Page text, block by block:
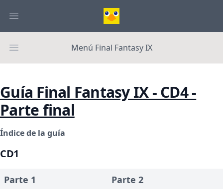
Menú Final Fantasy IX
Guía Final Fantasy IX - CD4 -
Parte final
Índice de la guía
CD1
Parte 1 Parte 2